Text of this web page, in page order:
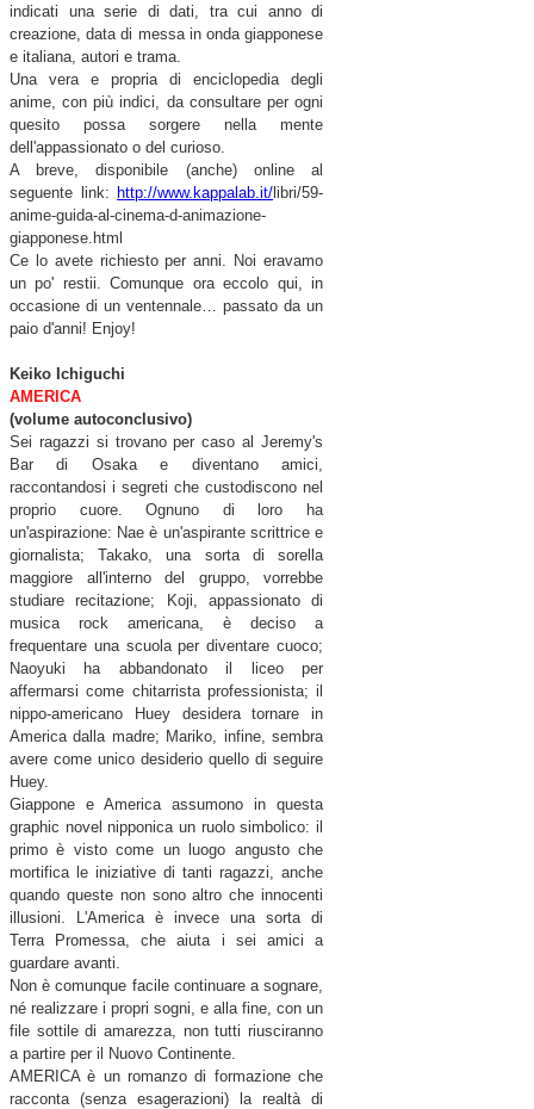
indicati una serie di dati, tra cui anno di
creazione, data di messa in onda giapponese
e italiana, autori e trama.
Una vera e propria di enciclopedia degli
anime, con più indici, da consultare per ogni
quesito possa sorgere nella mente
dell'appassionato o del curioso.
A breve, disponibile (anche) online al
seguente link: http://www.kappalab.it/ libri/59-
anime-guida-al-cinema-d-animazione-
giapponese.html
Ce lo avete richiesto per anni. Noi eravamo
un po' restii. Comunque ora eccolo qui, in
occasione di un ventennale… passato da un
paio d'anni! Enjoy!
Keiko Ichiguchi
AMERICA
(volume autoconclusivo)
Sei ragazzi si trovano per caso al Jeremy's
Bar di Osaka e diventano amici,
raccontandosi i segreti che custodiscono nel
proprio cuore. Ognuno di loro ha
un'aspirazione: Nae è un'aspirante scrittrice e
giornalista; Takako, una sorta di sorella
maggiore all'interno del gruppo, vorrebbe
studiare recitazione; Koji, appassionato di
musica rock americana, è deciso a
frequentare una scuola per diventare cuoco;
Naoyuki ha abbandonato il liceo per
affermarsi come chitarrista professionista; il
nippo-americano Huey desidera tornare in
America dalla madre; Mariko, infine, sembra
avere come unico desiderio quello di seguire
Huey.
Giappone e America assumono in questa
graphic novel nipponica un ruolo simbolico: il
primo è visto come un luogo angusto che
mortifica le iniziative di tanti ragazzi, anche
quando queste non sono altro che innocenti
illusioni. L'America è invece una sorta di
Terra Promessa, che aiuta i sei amici a
guardare avanti.
Non è comunque facile continuare a sognare,
né realizzare i propri sogni, e alla fine, con un
file sottile di amarezza, non tutti riusciranno
a partire per il Nuovo Continente.
AMERICA è un romanzo di formazione che
racconta (senza esagerazioni) la realtà di